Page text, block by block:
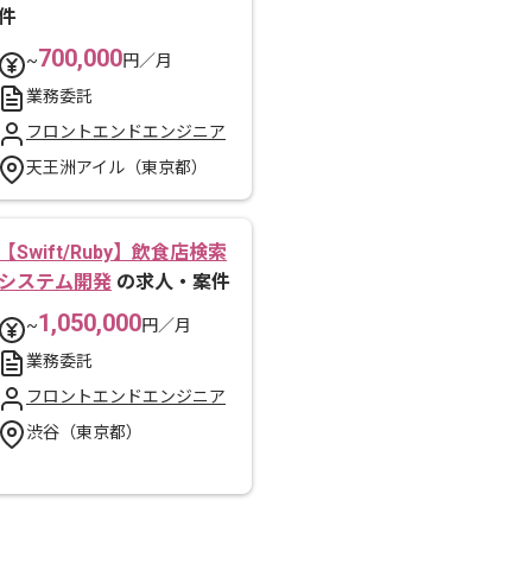
~700,000円／月
業務委託
フロントエンドエンジニア
天王洲アイル（東京都）
Swift/Ruby】飲食店検索
ステム開発 の求人・案件
~1,050,000円／月
業務委託
フロントエンドエンジニア
渋谷（東京都）